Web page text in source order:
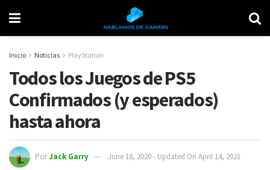
Inicio Noticias PlayStation
Todos los Juegos de PS5
Confirmados (y esperados)
hasta ahora
PorJack Garry June 18, 2020 - Updated On April 14, 2021